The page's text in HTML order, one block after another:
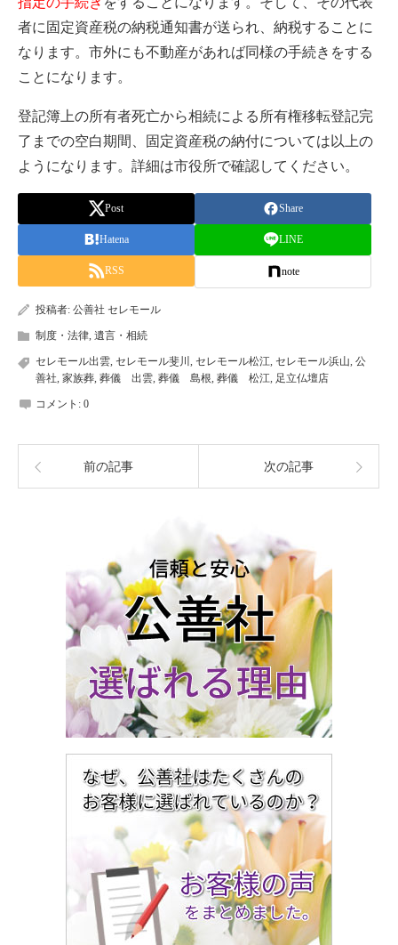
者に固定資産税の納税通知書が送られ、納税することに
なります。市外にも不動産があれば同様の手続きをする
ことになります。
登記簿上の所有者死亡から相続による所有権移転登記完
了までの空白期間、固定資産税の納付については以上の
ようになります。詳細は市役所で確認してください。
Post Share
Hatena LINE
RSS note
投稿者: 公善社 セレモール
制度・法律 遺言・相続
セレモール出雲 セレモール斐川 セレモール松江 セレモール浜山 公
善社 家族葬 葬儀 出雲 葬儀 島根 葬儀 松江 足立仏壇店
コメント: 0
前の記事 次の記事